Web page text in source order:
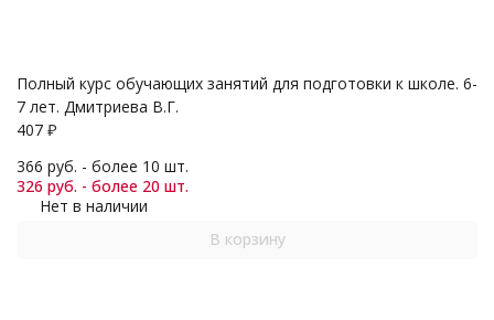
Полный курс обучающих занятий для подготовки к школе. 6-
7 лет. Дмитриева В.Г.
407 ₽
366 руб. - более 10 шт.
326 руб. - более 20 шт.
Нет в наличии
В корзину